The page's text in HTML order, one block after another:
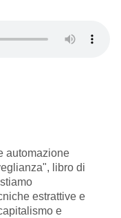
automazione
libro di
estrattive e
e